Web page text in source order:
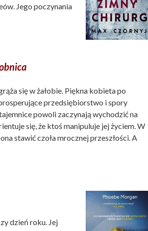
Jego poczynania
się w żałobie. Piękna kobieta po
przedsiębiorstwo i spory
powoli zaczynają wychodzić na
się, że ktoś manipuluje jej życiem. W
stawić czoła mrocznej przeszłości. A
dzień roku. Jej